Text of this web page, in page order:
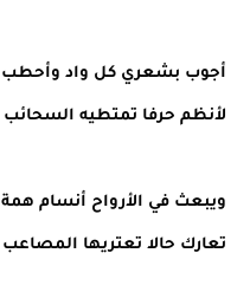
أجوب بشعري كل واد وأحطب
لأنظم حرفا تمتطيه السحائب
ويبعث في الأرواح أنسام همة
تعارك حالا تعتريها المصاعب